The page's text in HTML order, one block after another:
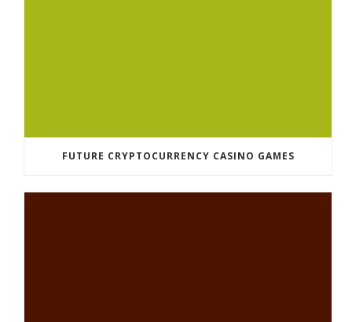
FUTURE CRYPTOCURRENCY CASINO GAMES